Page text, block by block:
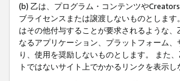
(b) 乙は、プログラム・コンテンツや
ブライセンスまたは譲渡しないものとしま
はその他付与することが要求されるような
なるアプリケーション、プラットフォーム
り、使用を奨励しないものとします。 また
トではないサイト上でかかるリンクを表示し